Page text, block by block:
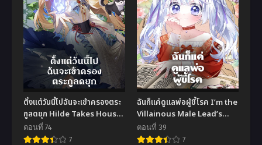
ตั้งแต่วันนี้ไปฉันจะเข้าครองตระ
กูลดยุก Hilde Takes House
Arpeggio
ตอนที่ 74
7
ฉันก็แค่ดูแลพ่อผู้ขี้โรค I’m the
Villainous Male Lead’s
Terminally
ตอนที่ 39
7